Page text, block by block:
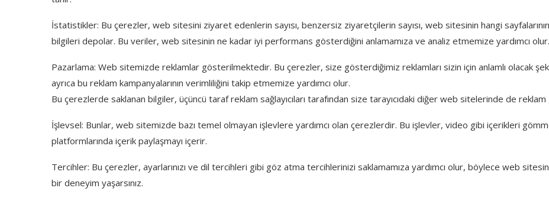
İstatistikler: Bu çerezler, web sitesini ziyaret edenlerin sayısı, benzersiz ziyaretçilerin sayısı, web sitesinin hangi
bilgileri depolar. Bu veriler, web sitesinin ne kadar iyi performans gösterdiğini anlamamıza ve analiz etmemize yardımcı
Pazarlama: Web sitemizde reklamlar gösterilmektedir. Bu çerezler, size gösterdiğimiz reklamları sizin için anlamlı olacak
ayrıca bu reklam kampanyalarının verimliliğini takip etmemize yardımcı olur.
Bu çerezlerde saklanan bilgiler, üçüncü taraf reklam sağlayıcıları tarafından size tarayıcıdaki diğer web sitelerinde de
İşlevsel: Bunlar, web sitemizde bazı temel olmayan işlevlere yardımcı olan çerezlerdir. Bu işlevler, video gibi içerikleri
platformlarında içerik paylaşmayı içerir.
Tercihler: Bu çerezler, ayarlarınızı ve dil tercihleri ​​gibi göz atma tercihlerinizi saklamamıza yardımcı olur, böylece web
bir deneyim yaşarsınız.